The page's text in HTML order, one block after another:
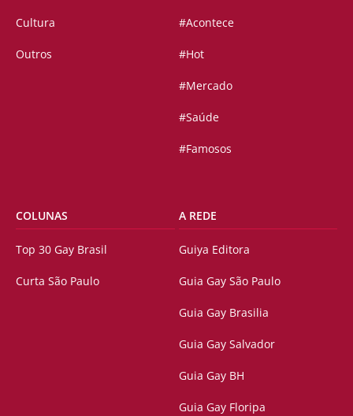
Cultura
Outros
#Acontece
#Hot
#Mercado
#Saúde
#Famosos
COLUNAS
Top 30 Gay Brasil
Curta São Paulo
A REDE
Guiya Editora
Guia Gay São Paulo
Guia Gay Brasilia
Guia Gay Salvador
Guia Gay BH
Guia Gay Floripa